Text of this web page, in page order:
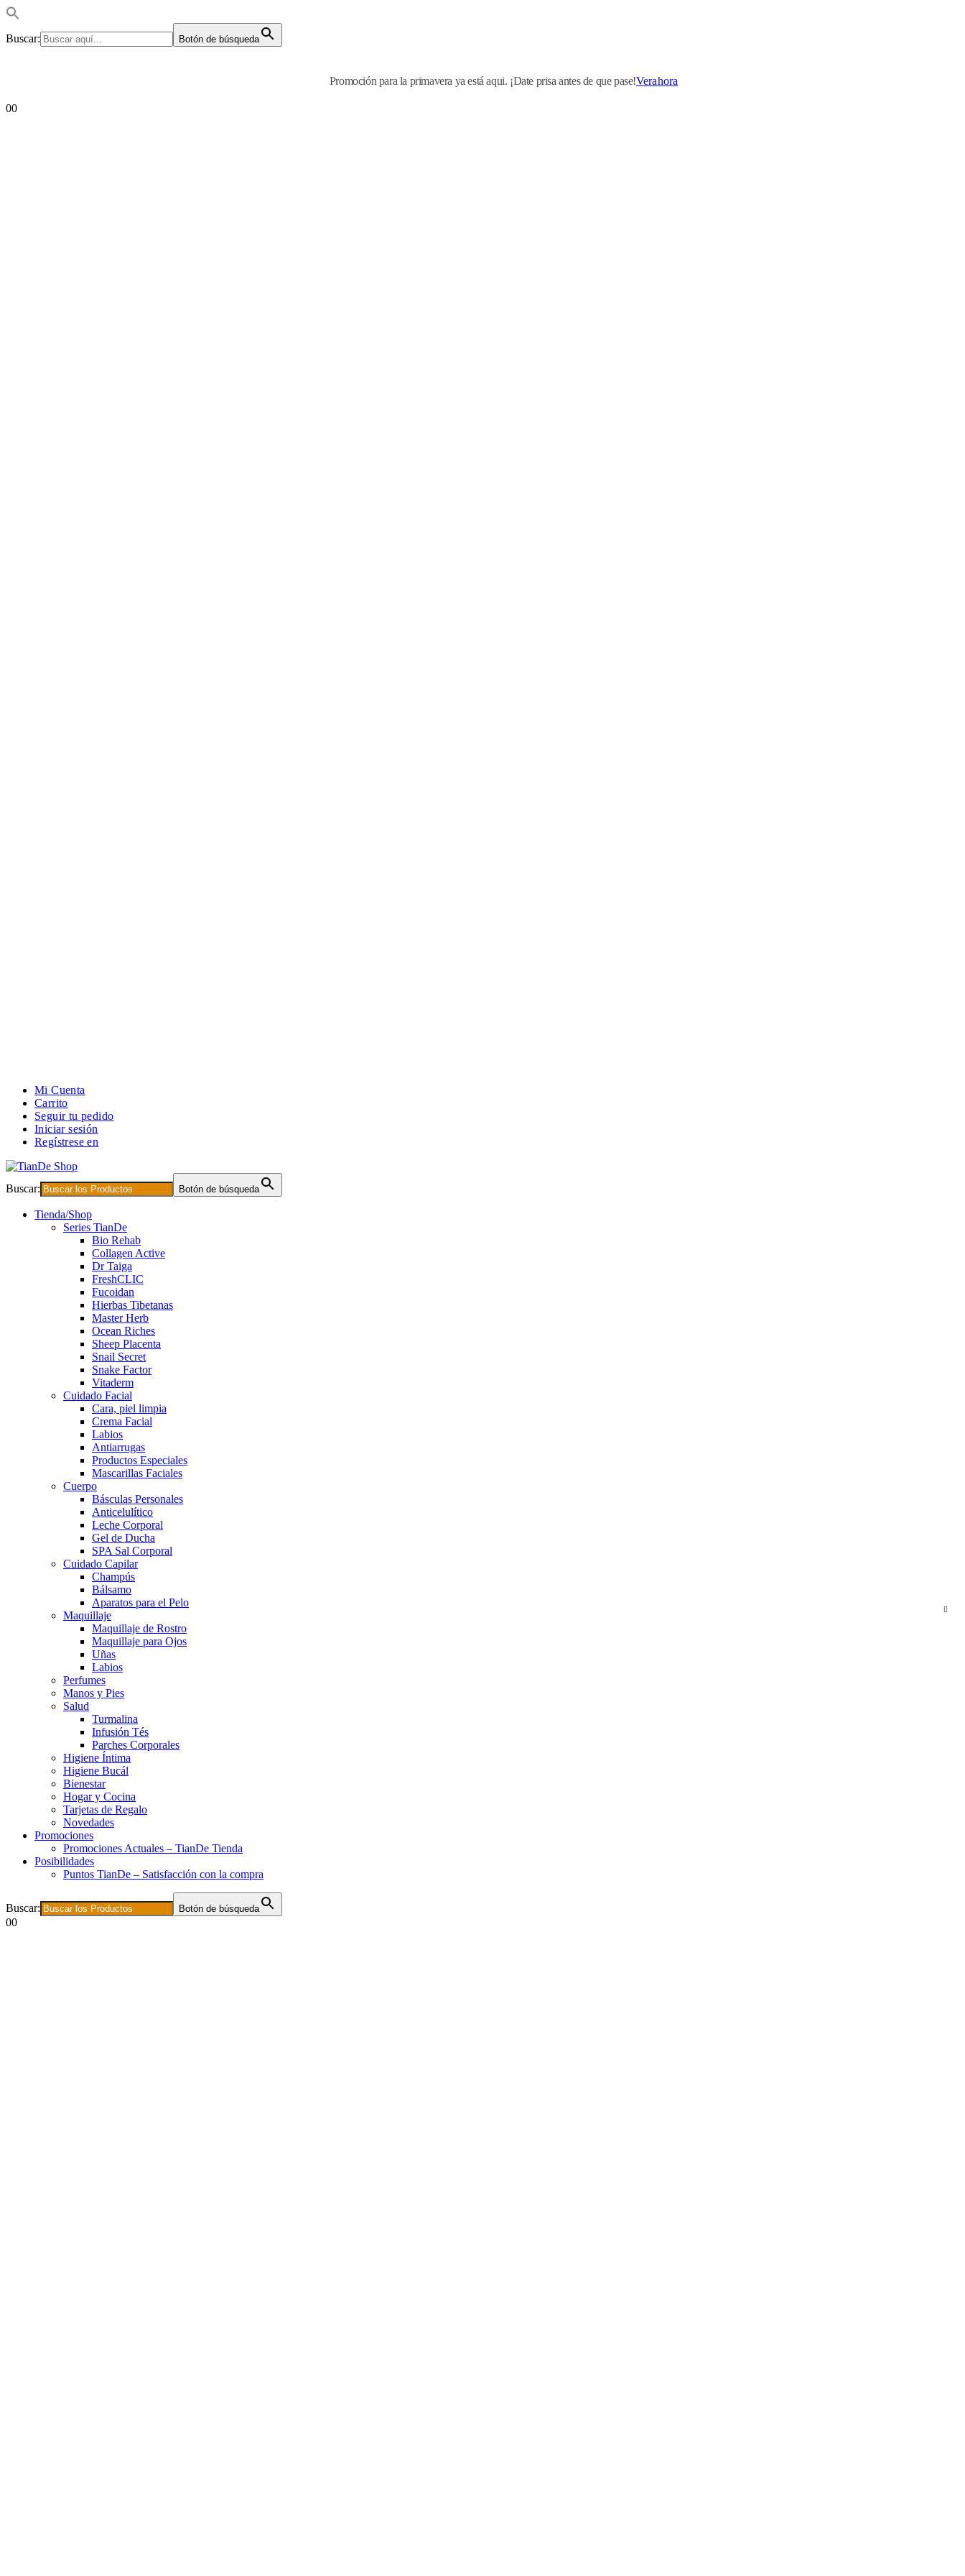
Buscar: Botón de búsqueda
Promoción para la primavera ya está aqui. ¡Date prisa antes de que pase!Verahora
00
Mi Cuenta
Carrito
Seguir tu pedido
Iniciar sesión
Regístrese en
Buscar: Botón de búsqueda
Tienda/Shop
Series TianDe
Bio Rehab
Collagen Active
Dr Taiga
FreshCLIC
Fucoidan
Hierbas Tibetanas
Master Herb
Ocean Riches
Sheep Placenta
Snail Secret
Snake Factor
Vitaderm
Cuidado Facial
Cara, piel limpia
Crema Facial
Labios
Antiarrugas
Productos Especiales
Mascarillas Faciales
Cuerpo
Básculas Personales
Anticelulítico
Leche Corporal
Gel de Ducha
SPA Sal Corporal
Cuidado Capilar
Champús
Bálsamo
Aparatos para el Pelo
Maquillaje
Maquillaje de Rostro
Maquillaje para Ojos
Uñas
Labios
Perfumes
Manos y Pies
Salud
Turmalina
Infusión Tés
Parches Corporales
Higiene Íntima
Higiene Bucál
Bienestar
Hogar y Cocina
Tarjetas de Regalo
Novedades
Promociones
Promociones Actuales – TianDe Tienda
Posibilidades
Puntos TianDe – Satisfacción con la compra
Buscar: Botón de búsqueda
00